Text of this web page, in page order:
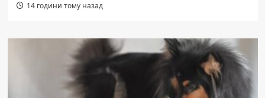
14 години тому назад